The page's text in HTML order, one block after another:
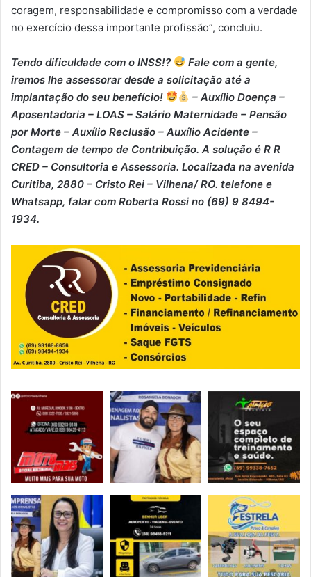
coragem, responsabilidade e compromisso com a verdade
no exercício dessa importante profissão”, concluiu.
Tendo dificuldade com o INSS!?
Fale com a gente,
iremos lhe assessorar desde a solicitação até a
implantação do seu benefício!
– Auxílio Doença –
⁠Aposentadoria – ⁠LOAS – ⁠Salário Maternidade – ⁠Pensão
por Morte – ⁠Auxílio Reclusão – ⁠Auxílio Acidente –
⁠Contagem de tempo de Contribuição. A solução é R R
CRED – Consultoria e Assessoria. Localizada na avenida
Curitiba, 2880 – Cristo Rei – Vilhena/ RO. telefone e
Whatsapp, falar com Roberta Rossi no (69) 9 8494-
1934.